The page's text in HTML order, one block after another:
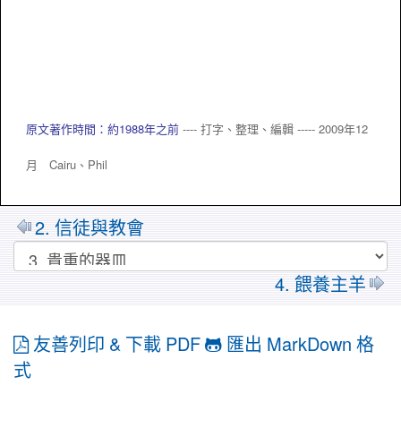
原文著作時間：約1988年之前---- 打字、整理、編輯 ----- 2009年12
月 Cairu、 Phil
2. 信徒與教會
4. 餵養主羊
友善列印 & 下載 PDF
匯出 MarkDown 格
式